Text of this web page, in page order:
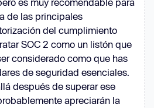
de las principales
del cumplimiento
SOC 2 como un listón que
considerado como que has
de seguridad esenciales.
después de superar ese
apreciarán la